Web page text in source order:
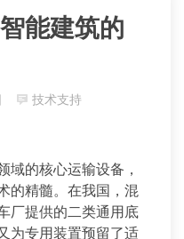
能建筑的
技术支持
域的核心运输设备，
的精髓。在我国，混
厂提供的二类通用底
为专用装置预留了适